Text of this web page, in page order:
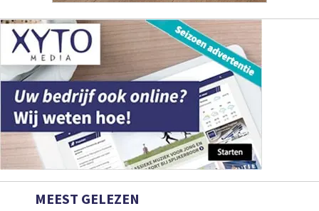
MEEST GELEZEN